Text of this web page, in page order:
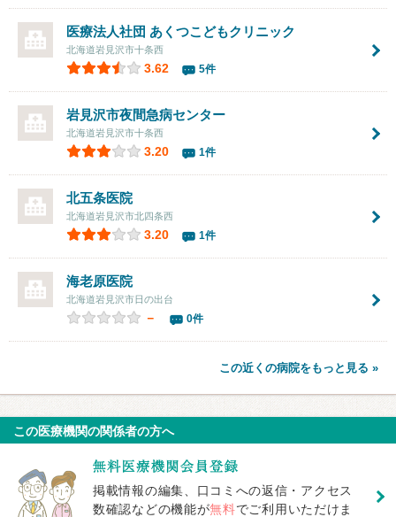
医療法人社団 あくつこどもクリニック
北海道岩見沢市十条西
3.62 5件
岩見沢市夜間急病センター
北海道岩見沢市十条西
3.20 1件
北五条医院
北海道岩見沢市北四条西
3.20 1件
海老原医院
北海道岩見沢市日の出台
－ 0件
この近くの病院をもっと見る »
この医療機関の関係者の方へ
掲載情報の編集、口コミへの返信・アクセス
数確認などの機能が無料でご利用いただけま